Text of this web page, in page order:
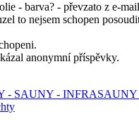
- barva? - převzato z e-
to nejsem schopen
anonymní příspěvky.
- SAUNY -